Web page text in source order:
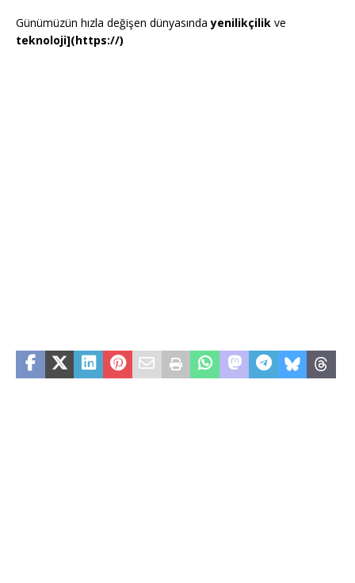
Günümüzün hızla değişen dünyasındayenilikçilik ve
teknoloji](https://)